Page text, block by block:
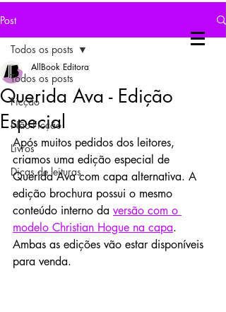
Post
Todos os posts
Ficção
Não-Ficção
Livros
Dicas de leituras
Todos os posts
Querida Ava - Edição
Especial
AllBook Editora
Após muitos pedidos dos leitores,
criamos uma edição especial de
Querida Ava com capa alternativa. A
edição brochura possui o mesmo
conteúdo interno da versão com o
modelo Christian Hogue na capa.
Ambas as edições vão estar disponíveis
para venda.